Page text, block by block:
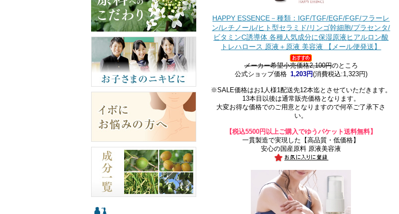
HAPPY ESSENCE－種類：IGF/TGF/EGF/FGF/フラーレ
ン/レチノール/ヒト型セラミド/リンゴ幹細胞/プラセンタ/
ビタミンC誘導体 各種人気成分に保湿原液ヒアルロン酸
トレハロース 原液＋原液 美容液 【メール便発送】
メーカー希望小売価格2,100円のところ
公式ショップ価格 1,203円(消費税込:1,323円)
※SALE価格はお1人様1配送先12本迄とさせていただきます。
13本目以後は通常販売価格となります。
大変お得な価格でのご用意となりますので何卒ご了承下さ
い。
【税込5500円以上ご購入でゆうパケット送料無料】
一貫製造で実現した【高品質・低価格】
安心の国産原料 原液美容液